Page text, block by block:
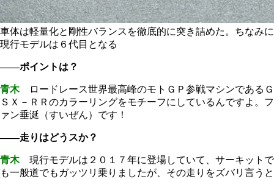
車体は軽量化と剛性バランスを徹底的に突き詰めた。ちなみに
現行モデルは６代目となる
――ポイントは？
青木ロードレース世界最高峰のモトＧＰ参戦マシンであるＧ
ＳＸ－ＲＲのカラーリングをモチーフにしているんですよ。フ
ァン垂涎（すいぜん）です！
――走りはどうスか？
青木現行モデルは２０１７年に登場していて、サーキットで
も一般道でもガッツリ乗りましたが、その走りをズバリ言うと